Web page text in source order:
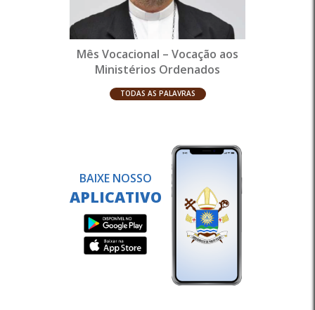
Mês Vocacional – Vocação aos
Ministérios Ordenados
TODAS AS PALAVRAS
BAIXE NOSSO
APLICATIVO